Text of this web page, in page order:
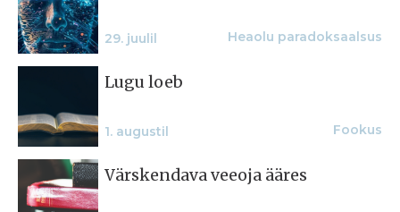
29. juulil Heaolu paradoksaalsus
Lugu loeb
1. augustil Fookus
Värskendava veeoja ääres